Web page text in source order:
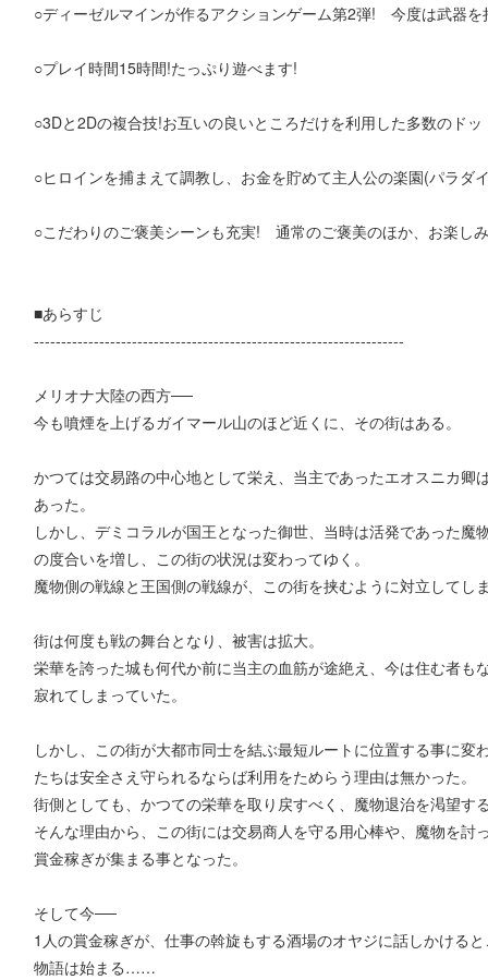
○ディーゼルマインが作るアクションゲーム第2弾! 今度は武器を
○プレイ時間15時間!たっぷり遊べます!
○3Dと2Dの複合技!お互いの良いところだけを利用した多数のドッ
○ヒロインを捕まえて調教し、お金を貯めて主人公の楽園(パラダ
○こだわりのご褒美シーンも充実! 通常のご褒美のほか、お楽し
■あらすじ
--------------------------------------------------------------------
メリオナ大陸の西方──
今も噴煙を上げるガイマール山のほど近くに、その街はある。
かつては交易路の中心地として栄え、当主であったエオスニカ卿
あった。
しかし、デミコラルが国王となった御世、当時は活発であった魔
の度合いを増し、この街の状況は変わってゆく。
魔物側の戦線と王国側の戦線が、この街を挟むように対立してし
街は何度も戦の舞台となり、被害は拡大。
栄華を誇った城も何代か前に当主の血筋が途絶え、今は住む者も
寂れてしまっていた。
しかし、この街が大都市同士を結ぶ最短ルートに位置する事に変
たちは安全さえ守られるならば利用をためらう理由は無かった。
街側としても、かつての栄華を取り戻すべく、魔物退治を渇望
そんな理由から、この街には交易商人を守る用心棒や、魔物を討
賞金稼ぎが集まる事となった。
そして今──
1人の賞金稼ぎが、仕事の斡旋もする酒場のオヤジに話しかける
物語は始まる……